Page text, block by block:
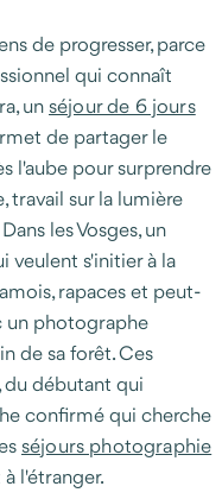
de progresser, parce
qui connaît
un séjour de 6 jours
de partager le
l'aube pour surprendre
travail sur la lumière
les Vosges, un
veulent s'initier à la
rapaces et peut-
un photographe
de sa forêt. Ces
du débutant qui
confirmé qui cherche
séjours photographie
l'étranger.